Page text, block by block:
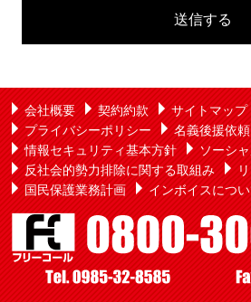
フ
ー
ル
ド
は
空
の
し
会社概要 契約約款 サイトマップ
プライバシーポリシー
名義後援依
情報セキュリティ基本方針
ソーシ
反社会的勢力排除に関する取組み
国民保護業務計画
インボイスにつ